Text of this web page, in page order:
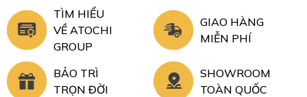
TÌM HIỂU
VỀ ATOCHI
GROUP
GIAO HÀNG
MIỄN PHÍ
BẢO TRÌ
TRỌN ĐỜI
SHOWROOM
TOÀN QUỐC